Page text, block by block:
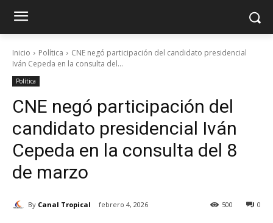
Inicio Política
CNE negó participación del candidato presidencial
Iván Cepeda en la consulta del...
Política
CNE negó participación del
candidato presidencial Iván
Cepeda en la consulta del 8
de marzo
By Canal Tropical febrero 4, 2026 0
500